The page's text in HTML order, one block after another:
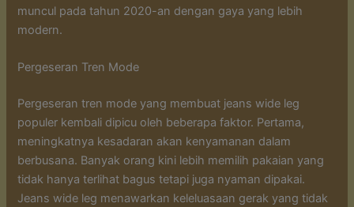
muncul pada tahun 2020-an dengan gaya yang lebih
modern.
Pergeseran Tren Mode
Pergeseran tren mode yang membuat jeans wide leg
populer kembali dipicu oleh beberapa faktor. Pertama,
meningkatnya kesadaran akan kenyamanan dalam
berbusana. Banyak orang kini lebih memilih pakaian yang
tidak hanya terlihat bagus tetapi juga nyaman dipakai.
Jeans wide leg menawarkan keleluasaan gerak yang tidak